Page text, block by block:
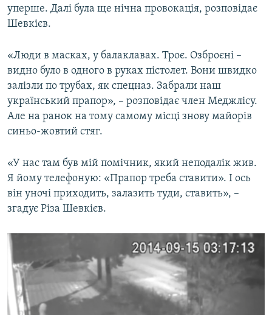
уперше. Далі була ще нічна провокація, розповідає
Шевкієв.
«Люди в масках, у балаклавах. Троє. Озброєні –
видно було в одного в руках пістолет. Вони швидко
залізли по трубах, як спецназ. Забрали наш
український прапор», – розповідає член Меджлісу.
Але на ранок на тому самому місці знову майорів
синьо-жовтий стяг.
«У нас там був мій помічник, який неподалік жив.
Я йому телефоную: «Прапор треба ставити». І ось
він уночі приходить, залазить туди, ставить», –
згадує Різа Шевкієв.